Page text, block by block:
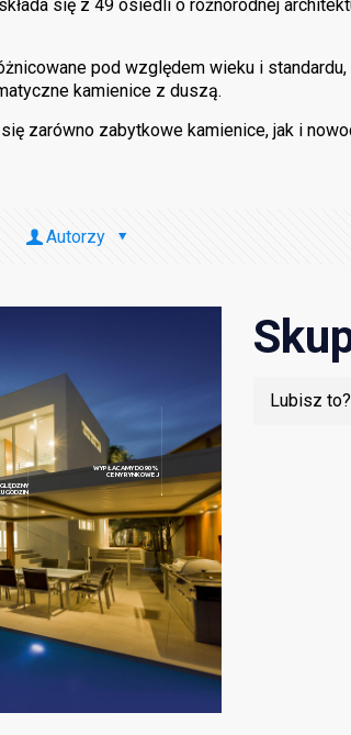
się z 49 osiedli o różnorodnej
pod względem wieku i
kamienice z duszą.
zarówno zabytkowe kamienice, jak i
Autorzy
GODZIN
WYPŁACAMY DO 90%
CENY RYNKOWEJ
Lubisz to?